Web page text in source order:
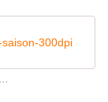
300dpi